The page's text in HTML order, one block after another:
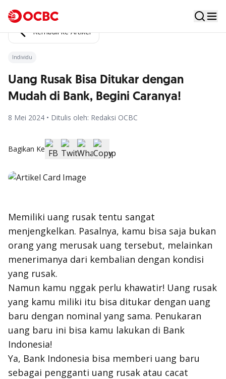
Kembali ke Artikel
Individu
Uang Rusak Bisa Ditukar dengan
Mudah di Bank, Begini Caranya!
8 Mei 2024 • Ditulis oleh: Redaksi OCBC
Bagikan Ke
Memiliki uang rusak tentu sangat
menjengkelkan. Pasalnya, kamu bisa saja bukan
orang yang merusak uang tersebut, melainkan
menerimanya dari kembalian dengan kondisi
yang rusak.
Namun kamu nggak perlu khawatir! Uang rusak
yang kamu miliki itu bisa ditukar dengan uang
baru dengan nominal yang sama. Penukaran
uang baru ini bisa kamu lakukan di Bank
Indonesia!
Ya, Bank Indonesia bisa memberi uang baru
sebagai pengganti uang rusak atau cacat